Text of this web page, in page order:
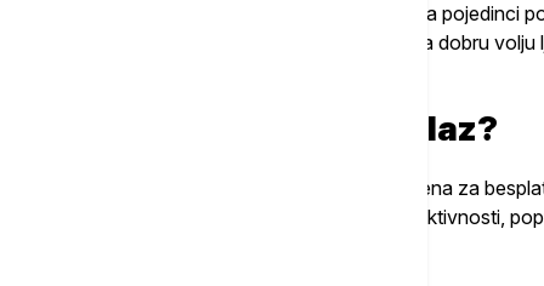
Asman je priznao da postoji "opasnost" da pojedinci
istakao da crkva namerava da se osloni na dobru
Gde se još naplaćuje ulaz?
Većina crkava u Nemačkoj i dalje je otvorena za
ili traže dobrovoljne priloge za određene aktivnosti,